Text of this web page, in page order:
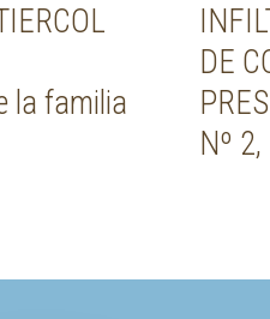
la familia
DE
Nº